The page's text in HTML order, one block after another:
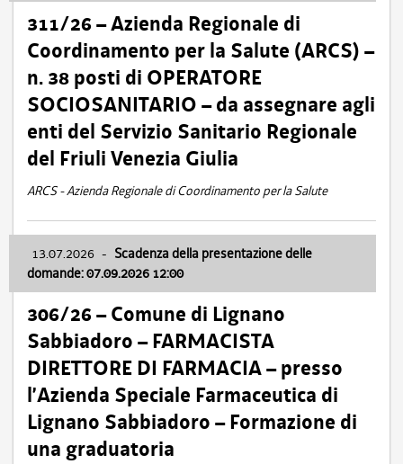
311/26 – Azienda Regionale di
Coordinamento per la Salute (ARCS) –
n. 38 posti di OPERATORE
SOCIOSANITARIO – da assegnare agli
enti del Servizio Sanitario Regionale
del Friuli Venezia Giulia
ARCS - Azienda Regionale di Coordinamento per la Salute
13.07.2026 - Scadenza della presentazione delle
domande: 07.09.2026 12:00
306/26 – Comune di Lignano
Sabbiadoro – FARMACISTA
DIRETTORE DI FARMACIA – presso
l’Azienda Speciale Farmaceutica di
Lignano Sabbiadoro – Formazione di
una graduatoria